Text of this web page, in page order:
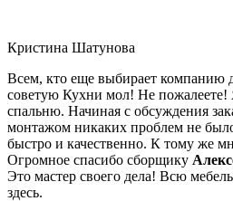
Кристина Шатунова
Всем, кто еще выбирает компанию
советую Кухни мол! Не пожалеете!
спальню. Начиная с обсуждения
монтажом никаких проблем не
быстро и качественно. К тому же
Огромное спасибо сборщику
Это мастер своего дела! Всю мебель
здесь.